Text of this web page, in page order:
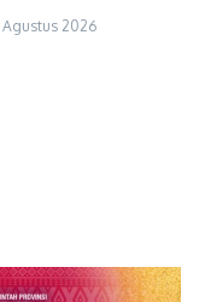
Agustus 2026